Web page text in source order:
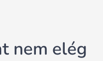
nem elég